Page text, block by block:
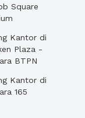
Square
Kantor di
Plaza -
BTPN
Kantor di
165